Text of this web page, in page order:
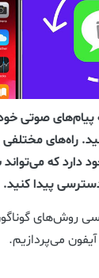
صوتی خود
راه‌های مختلفی
که می‌تواند به
پیدا کنید.
روش‌های گوناگون
می‌پردازیم.